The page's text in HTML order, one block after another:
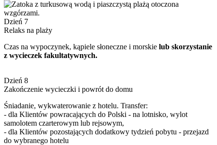
Dzień 7
Relaks na plaży
Czas na wypoczynek, kąpiele słoneczne i morskie lub skorzystanie
z wycieczek fakultatywnych.
Dzień 8
Zakończenie wycieczki i powrót do domu
Śniadanie, wykwaterowanie z hotelu. Transfer:
- dla Klientów powracających do Polski - na lotnisko, wylot
samolotem czarterowym lub rejsowym,
- dla Klientów pozostających dodatkowy tydzień pobytu - przejazd
do wybranego hotelu